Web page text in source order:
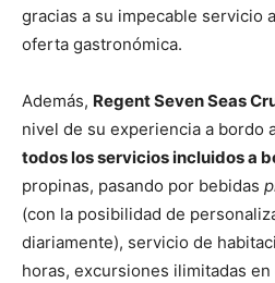
gracias a su impecable servicio
oferta gastronómica.
Además, Regent Seven Seas
nivel de su experiencia a bordo
todos los servicios incluidos a
propinas, pasando por bebidas
(con la posibilidad de
diariamente), servicio de
horas, excursiones ilimitadas